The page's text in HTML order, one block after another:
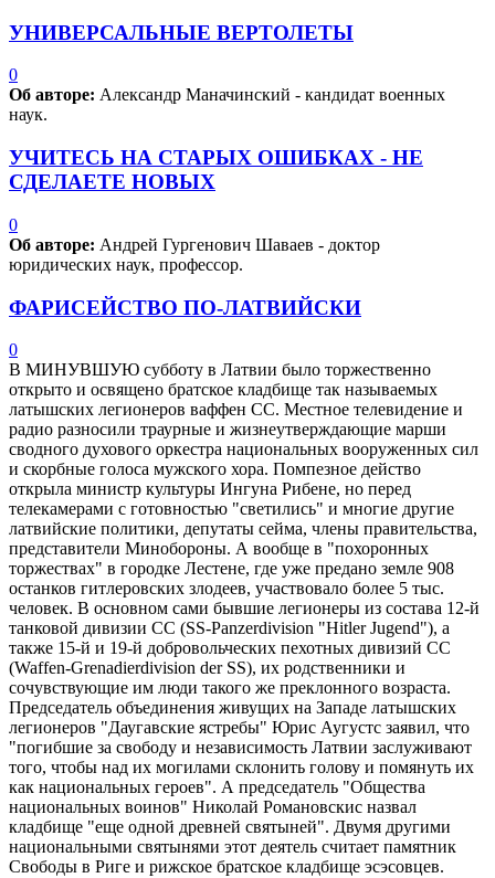
УНИВЕРСАЛЬНЫЕ ВЕРТОЛЕТЫ
0
Об авторе: Александр Маначинский - кандидат военных
наук.
УЧИТЕСЬ НА СТАРЫХ ОШИБКАХ - НЕ
СДЕЛАЕТЕ НОВЫХ
0
Об авторе: Андрей Гургенович Шаваев - доктор
юридических наук, профессор.
ФАРИСЕЙСТВО ПО-ЛАТВИЙСКИ
0
В МИНУВШУЮ субботу в Латвии было торжественно
открыто и освящено братское кладбище так называемых
латышских легионеров ваффен СС. Местное телевидение и
радио разносили траурные и жизнеутверждающие марши
сводного духового оркестра национальных вооруженных сил
и скорбные голоса мужского хора. Помпезное действо
открыла министр культуры Ингуна Рибене, но перед
телекамерами с готовностью "светились" и многие другие
латвийские политики, депутаты сейма, члены правительства,
представители Минобороны. А вообще в "похоронных
торжествах" в городке Лестене, где уже предано земле 908
останков гитлеровских злодеев, участвовало более 5 тыс.
человек. В основном сами бывшие легионеры из состава 12-й
танковой дивизии СС (SS-Panzerdivision "Hitler Jugend"), а
также 15-й и 19-й добровольческих пехотных дивизий СС
(Waffen-Grenadierdivision der SS), их родственники и
сочувствующие им люди такого же преклонного возраста.
Председатель объединения живущих на Западе латышских
легионеров "Даугавские ястребы" Юрис Аугустс заявил, что
"погибшие за свободу и независимость Латвии заслуживают
того, чтобы над их могилами склонить голову и помянуть их
как национальных героев". А председатель "Общества
национальных воинов" Николай Романовскис назвал
кладбище "еще одной древней святыней". Двумя другими
национальными святынями этот деятель считает памятник
Свободы в Риге и рижское братское кладбище эсэсовцев.